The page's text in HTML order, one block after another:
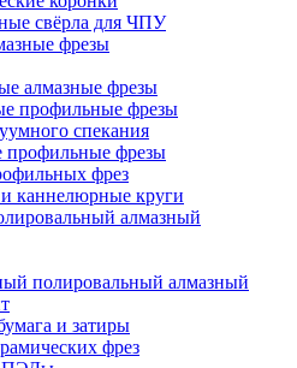
свёрла для ЧПУ
фрезы
алмазные фрезы
профильные фрезы
спекания
фрезы
фрез
каннелюрные круги
алмазный
полировальный алмазный
и затиры
фрез